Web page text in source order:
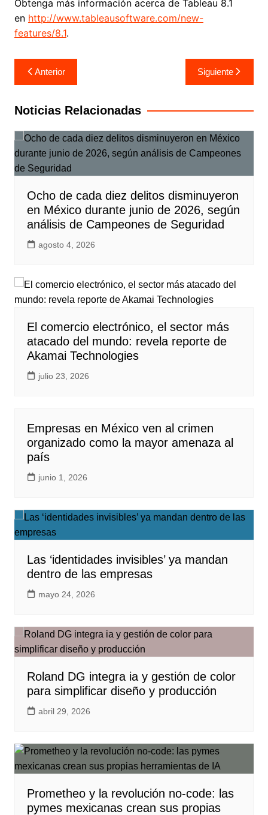
Obtenga más información acerca de Tableau 8.1
en http://www.tableausoftware.com/new-
features/8.1.
Navegación
de
entradas
Anterior Siguiente
Noticias Relacionadas
Ocho de cada diez delitos disminuyeron
en México durante junio de 2026, según
análisis de Campeones de Seguridad
agosto 4, 2026
El comercio electrónico, el sector más
atacado del mundo: revela reporte de
Akamai Technologies
julio 23, 2026
Empresas en México ven al crimen
organizado como la mayor amenaza al
país
junio 1, 2026
Las ‘identidades invisibles’ ya mandan
dentro de las empresas
mayo 24, 2026
Roland DG integra ia y gestión de color
para simplificar diseño y producción
abril 29, 2026
Prometheo y la revolución no-code: las
pymes mexicanas crean sus propias